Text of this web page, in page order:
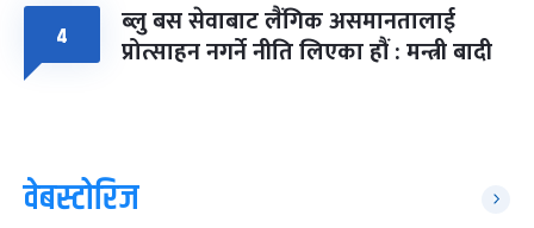
४ ब्लु बस सेवाबाट लैंगिक असमानतालाई
प्रोत्साहन नगर्ने नीति लिएका हौं : मन्त्री बादी
वेबस्टोरिज